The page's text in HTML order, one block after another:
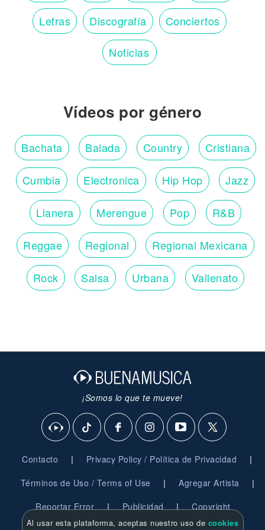
Letras Discografía Conciertos
Noticias
Vídeos por género
Bachata Balada Country Cristiana
Cumbia Electronica Hip Hop Jazz
Llanera Merengue Pop R&B
Reggae Regional Regional Mexicana
Rock Salsa Urbana Vallenato
¡Somos lo que te mueve!
Contacto | Privacy Policy / Política de Privacidad |
Términos de Uso / Terms of Use | Agregar Artista |
Reportar Error | Publicidad | Copyright
Al usar esta plataforma, aceptas nuestro uso de cookies